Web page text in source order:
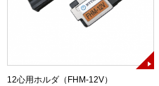
12心用ホルダ（FHM-12V）